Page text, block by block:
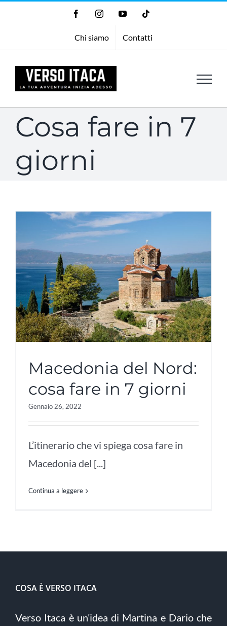
FacebookInstagramYouTube
Chi siamo Contatti
Cosa fare in 7
giorni
Macedonia del Nord:
cosa fare in 7 giorni
Gennaio 26, 2022
L’itinerario che vi spiega cosa fare in
Macedonia del [...]
Continua a leggere
COSA È VERSO ITACA
Verso Itaca è un’idea di Martina e Dario che